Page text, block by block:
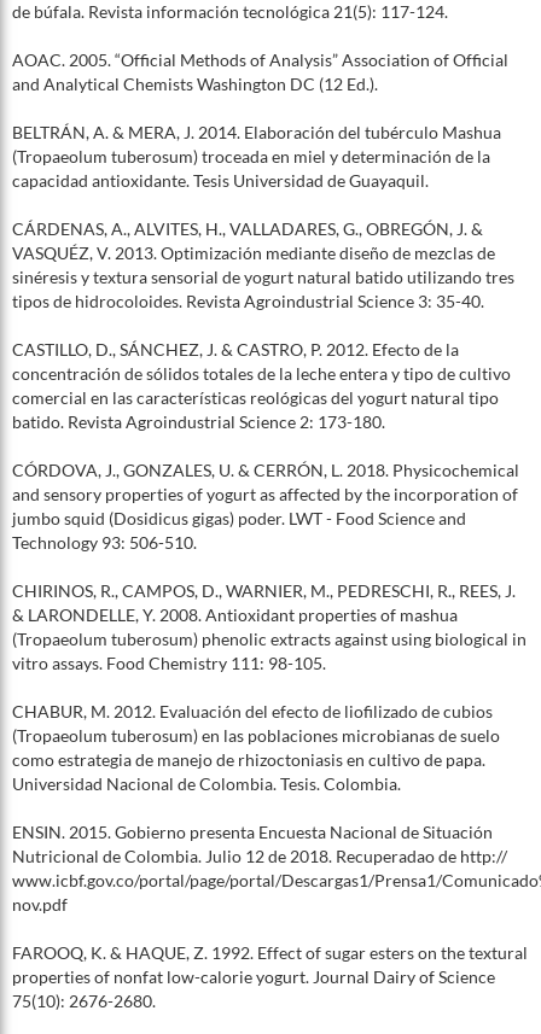
de búfala. Revista información tecnológica 21(5): 117-124.
AOAC. 2005. “Official Methods of Analysis” Association of Official
and Analytical Chemists Washington DC (12 Ed.).
BELTRÁN, A. & MERA, J. 2014. Elaboración del tubérculo Mashua
(Tropaeolum tuberosum) troceada en miel y determinación de la
capacidad antioxidante. Tesis Universidad de Guayaquil.
CÁRDENAS, A., ALVITES, H., VALLADARES, G., OBREGÓN, J. &
VASQUÉZ, V. 2013. Optimización mediante diseño de mezclas de
sinéresis y textura sensorial de yogurt natural batido utilizando tres
tipos de hidrocoloides. Revista Agroindustrial Science 3: 35-40.
CASTILLO, D., SÁNCHEZ, J. & CASTRO, P. 2012. Efecto de la
concentración de sólidos totales de la leche entera y tipo de cultivo
comercial en las características reológicas del yogurt natural tipo
batido. Revista Agroindustrial Science 2: 173-180.
CÓRDOVA, J., GONZALES, U. & CERRÓN, L. 2018. Physicochemical
and sensory properties of yogurt as affected by the incorporation of
jumbo squid (Dosidicus gigas) poder. LWT - Food Science and
Technology 93: 506-510.
CHIRINOS, R., CAMPOS, D., WARNIER, M., PEDRESCHI, R., REES, J.
& LARONDELLE, Y. 2008. Antioxidant properties of mashua
(Tropaeolum tuberosum) phenolic extracts against using biological in
vitro assays. Food Chemistry 111: 98-105.
CHABUR, M. 2012. Evaluación del efecto de liofilizado de cubios
(Tropaeolum tuberosum) en las poblaciones microbianas de suelo
como estrategia de manejo de rhizoctoniasis en cultivo de papa.
Universidad Nacional de Colombia. Tesis. Colombia.
ENSIN. 2015. Gobierno presenta Encuesta Nacional de Situación
Nutricional de Colombia. Julio 12 de 2018. Recuperadao de http://
www.icbf.gov.co/portal/page/portal/Descargas1/Prensa1/
nov.pdf
FAROOQ, K. & HAQUE, Z. 1992. Effect of sugar esters on the textural
properties of nonfat low-calorie yogurt. Journal Dairy of Science
75(10): 2676-2680.